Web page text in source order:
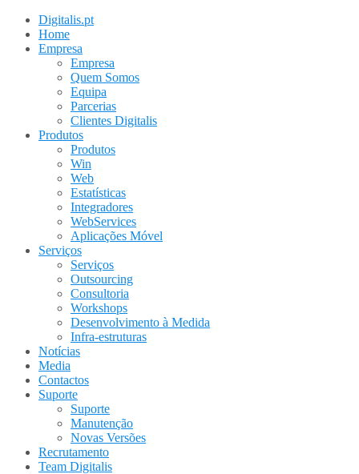
Digitalis.pt
Home
Empresa
Empresa
Quem Somos
Equipa
Parcerias
Clientes Digitalis
Produtos
Produtos
Win
Web
Estatísticas
Integradores
WebServices
Aplicações Móvel
Serviços
Serviços
Outsourcing
Consultoria
Workshops
Desenvolvimento à Medida
Infra-estruturas
Notícias
Media
Contactos
Suporte
Suporte
Manutenção
Novas Versões
Recrutamento
Team Digitalis